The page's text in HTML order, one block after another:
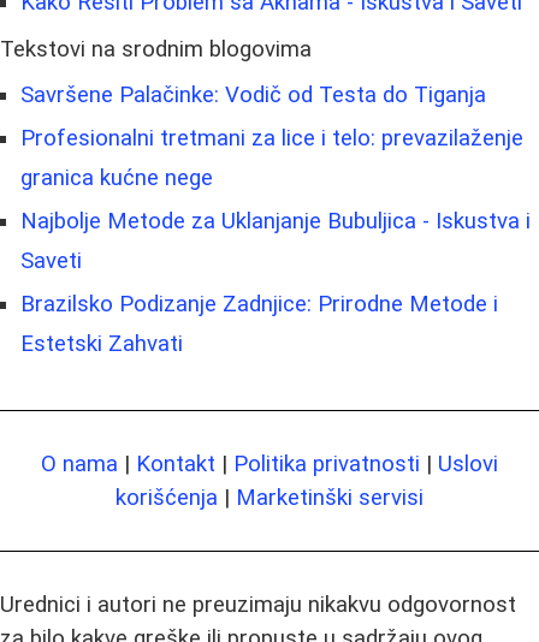
Tekstovi na srodnim blogovima
Savršene Palačinke: Vodič od Testa do Tiganja
Profesionalni tretmani za lice i telo: prevazilaženje
granica kućne nege
Najbolje Metode za Uklanjanje Bubuljica - Iskustva i
Saveti
Brazilsko Podizanje Zadnjice: Prirodne Metode i
Estetski Zahvati
O nama | Kontakt | Politika privatnosti | Uslovi
korišćenja | Marketinški servisi
Urednici i autori ne preuzimaju nikakvu odgovornost